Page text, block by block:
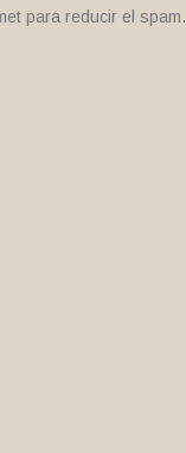
para reducir el spam.